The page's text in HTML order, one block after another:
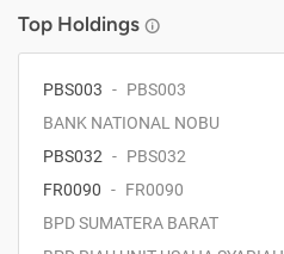
Top Holdings
PBS003 - PBS003
BANK NATIONAL NOBU
PBS032 - PBS032
FR0090 - FR0090
BPD SUMATERA BARAT